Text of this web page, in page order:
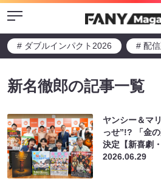
Menu
# ダブルインパクト2026 # 配
新名徹郎の記事一覧
ヤンシー＆マ
っせ”!? 「金
決定【新喜劇
2026.06.29